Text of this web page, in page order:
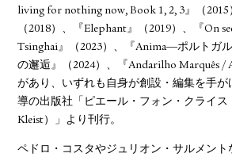
living for nothing now, Book 1, 2, 3』（
（2018）、『Elephant』（2019）、『On
Tsinghai』（2023）、『Anima―ポルトガ
の邂逅』（2024）、『Andarilho Marquês /
があり、いずれも自身が創設・編集を手
導の出版社「ピエール・フォン・クライス
Kleist）」より刊行。
ペドロ・コスタやジュリオン・サルメント